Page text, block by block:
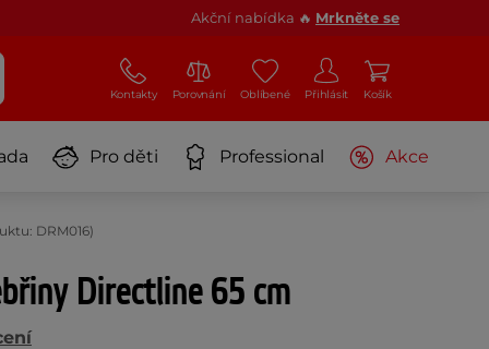
Akční nabídka 🔥 Mrkněte se
Kontakty Porovnání Oblíbené Přihlásit Košík
Pro děti Professional Akce
DRM016)
Directline 65 cm